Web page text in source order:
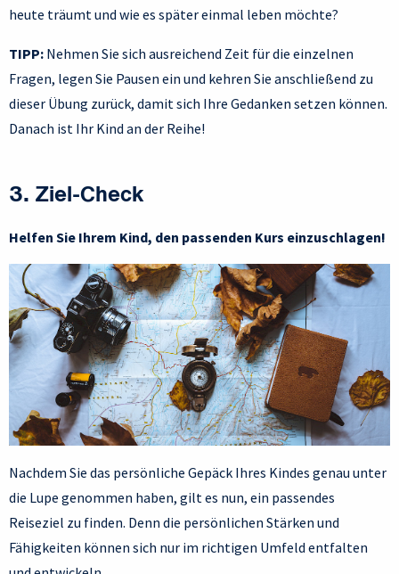
heute träumt und wie es später einmal leben möchte?
TIPP: Nehmen Sie sich ausreichend Zeit für die einzelnen
Fragen, legen Sie Pausen ein und kehren Sie anschließend zu
dieser Übung zurück, damit sich Ihre Gedanken setzen können.
Danach ist Ihr Kind an der Reihe!
3. Ziel-Check
Helfen Sie Ihrem Kind, den passenden Kurs einzuschlagen!
Nachdem Sie das persönliche Gepäck Ihres Kindes genau unter
die Lupe genommen haben, gilt es nun, ein passendes
Reiseziel zu finden. Denn die persönlichen Stärken und
Fähigkeiten können sich nur im richtigen Umfeld entfalten